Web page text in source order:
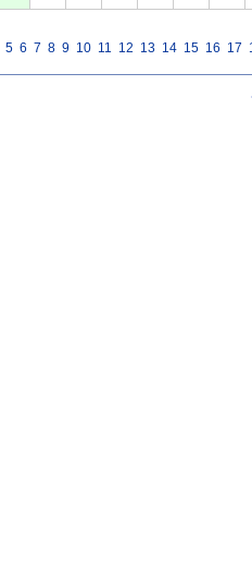
5 6 7 8 9 10 11 12 13 14 15 16 17